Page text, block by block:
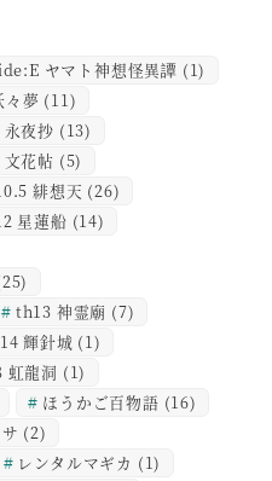
ヤマト神想怪異譚 (1)
夢 (11)
夜抄 (13)
花帖 (5)
緋想天 (26)
星蓮船 (14)
th13 神霊廟 (7)
輝針城 (1)
虹龍洞 (1)
ほうかご百物語 (16)
(2)
レンタルマギカ (1)